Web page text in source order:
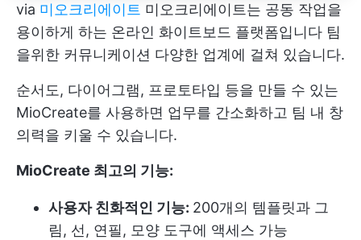
via 미오크리에이트 미오크리에이트는 공동 작업을
용이하게 하는 온라인 화이트보드 플랫폼입니다 팀
을위한 커뮤니케이션 다양한 업계에 걸쳐 있습니다.
순서도, 다이어그램, 프로토타입 등을 만들 수 있는
MioCreate를 사용하면 업무를 간소화하고 팀 내 창
의력을 키울 수 있습니다.
MioCreate 최고의 기능:
사용자 친화적인 기능: 200개의 템플릿과 그
림, 선, 연필, 모양 도구에 액세스 가능